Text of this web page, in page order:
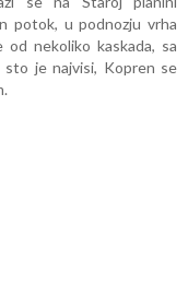
potok, u podnozju vrha
nekoliko kaskada, sa
sto je najvisi, Kopren se